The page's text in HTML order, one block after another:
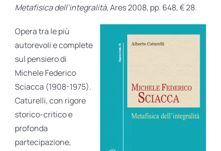
Metafisica dell’integralità, Ares 2008, pp. 648, € 28.
Opera tra le più
autorevoli e complete
sul pensiero di
Michele Federico
Sciacca (1908-1975).
Caturelli, con rigore
storico-critico e
profonda
partecipazione,